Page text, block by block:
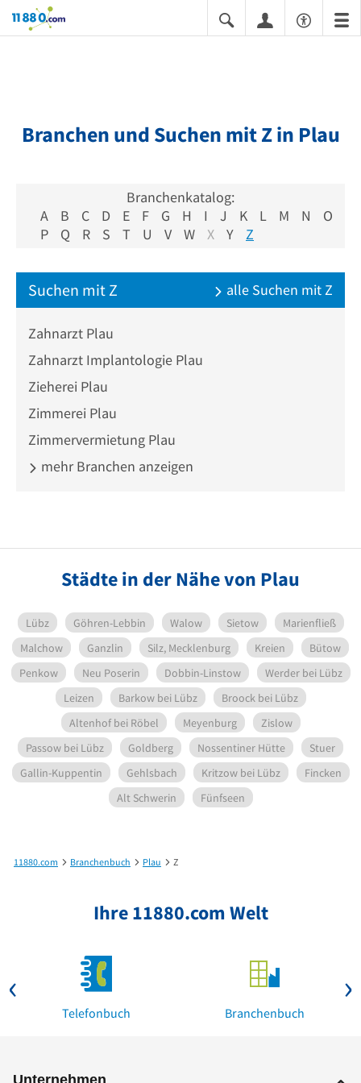
11880.com
Branchen und Suchen mit Z in Plau
Branchenkatalog:
A
B C D E F G H I J K L M N
O
P
Q R S T U V W X Y Z
Suchen mit Z alle Suchen mit Z
Zahnarzt Plau
Zahnarzt Implantologie Plau
Zieherei Plau
Zimmerei Plau
Zimmervermietung Plau
mehr Branchen anzeigen
Städte in der Nähe von Plau
Lübz Göhren-Lebbin Walow Sietow
Marienfließ
Malchow
Ganzlin Silz, Mecklenburg Kreien
Bütow
Penkow
Neu Poserin Dobbin-Linstow
Werder bei Lübz
Leizen
Barkow bei Lübz
Broock bei Lübz
Altenhof bei Röbel
Meyenburg
Zislow
Passow bei Lübz
Goldberg Nossentiner Hütte
Stuer
Gallin-Kuppentin
Gehlsbach Kritzow bei Lübz
Fincken
Alt Schwerin
Fünfseen
11880.com Branchenbuch Plau Z
Ihre 11880.com Welt
Telefonbuch Branchenbuch
Unternehmen